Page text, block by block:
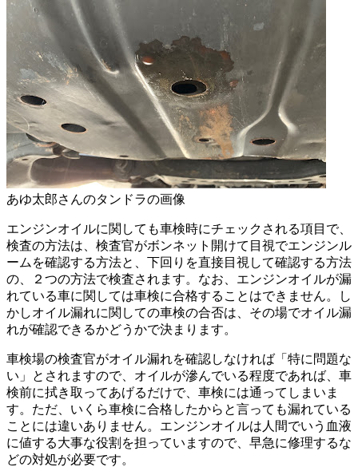
あゆ太郎さんのタンドラの画像
エンジンオイルに関しても車検時にチェックされる項目で、
検査の方法は、検査官がボンネット開けて目視でエンジンル
ームを確認する方法と、下回りを直接目視して確認する方法
の、２つの方法で検査されます。なお、エンジンオイルが漏
れている車に関しては車検に合格することはできません。し
かしオイル漏れに関しての車検の合否は、その場でオイル漏
れが確認できるかどうかで決まります。
車検場の検査官がオイル漏れを確認しなければ「特に問題な
い」とされますので、オイルが滲んでいる程度であれば、車
検前に拭き取ってあげるだけで、車検には通ってしまいま
す。ただ、いくら車検に合格したからと言っても漏れている
ことには違いありません。エンジンオイルは人間でいう血液
に値する大事な役割を担っていますので、早急に修理するな
どの対処が必要です。